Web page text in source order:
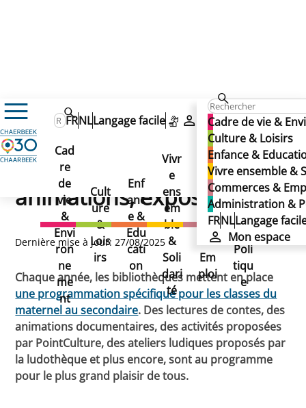
Cadre de vie &
Culture & Loisirs
Enfance &
Vivre ensemble &
Commerces &
Administration &
FRNLLangage
Mon espace
FRNLLangage facile
Mon espace
Cad
re
de
vie
&
Envi
ron
ne
me
nt
Cult
ure
&
Lois
irs
Enf
anc
e &
Edu
cati
on
Vivr
e
ens
em
ble
&
Soli
dari
té
Co
mm
erc
es
&
Em
ploi
Ad
min
istr
atio
n &
Poli
tiqu
e
Culture & Loisirs
Bibliothèques, médiathèque, ludothèque
Evénements, animations, expositions
Evénements,
animations, expositions
Evénements, animations,
expositions
Dernière mise à jour: 27/08/2025
Chaque année, les bibliothèques mettent en place
une programmation spécifique pour les classes du
maternel au secondaire. Des lectures de contes, des
animations documentaires, des activités proposées
par PointCulture, des ateliers ludiques proposés par
la ludothèque et plus encore, sont au programme
pour le plus grand plaisir de tous.